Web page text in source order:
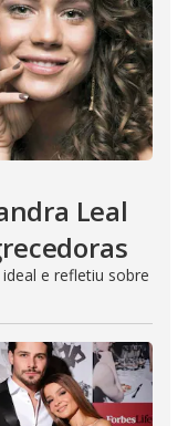
Leal
e refletiu sobre